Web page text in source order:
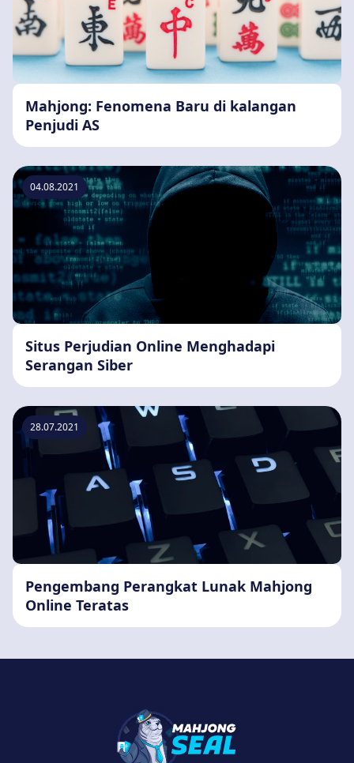
Mahjong: Fenomena Baru di kalangan
Penjudi AS
04.08.2021
Situs Perjudian Online Menghadapi
Serangan Siber
28.07.2021
Pengembang Perangkat Lunak Mahjong
Online Teratas